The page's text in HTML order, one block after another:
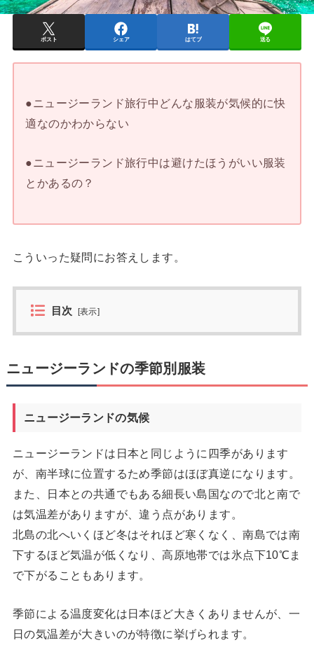
ポスト シェア はてブ 送る
●ニュージーランド旅行中どんな服装が気候的に快
適なのかわからない
●ニュージーランド旅行中は避けたほうがいい服装
とかあるの？
こういった疑問にお答えします。
目次 [表示]
ニュージーランドの季節別服装
ニュージーランドの気候
ニュージーランドは日本と同じように四季があります
が、南半球に位置するため季節はほぼ真逆になります。
また、日本との共通でもある細長い島国なので北と南で
は気温差がありますが、違う点があります。
北島の北へいくほど冬はそれほど寒くなく、南島では南
下するほど気温が低くなり、高原地帯では氷点下10℃ま
で下がることもあります。
季節による温度変化は日本ほど大きくありませんが、一
日の気温差が大きいのが特徴に挙げられます。